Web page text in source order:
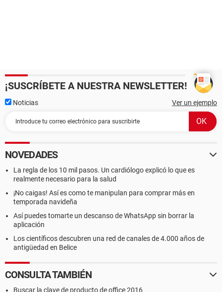
¡SUSCRÍBETE A NUESTRA NEWSLETTER!
Noticias Ver un ejemplo
NOVEDADES
La regla de los 10 mil pasos. Un cardiólogo explicó lo que es
realmente necesario para la salud
¡No caigas! Así es como te manipulan para comprar más en
temporada navideña
Así puedes tomarte un descanso de WhatsApp sin borrar la
aplicación
Los científicos descubren una red de canales de 4.000 años de
antigüedad en Belice
CONSULTA TAMBIÉN
Buscar la clave de producto de office 2016